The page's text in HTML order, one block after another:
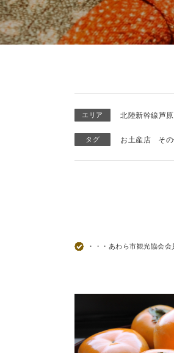
エリア 北陸新幹線芦
タグ お土産店 そ
・・・あわら市観光協会会